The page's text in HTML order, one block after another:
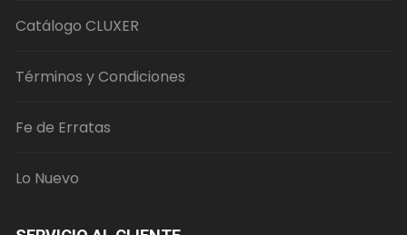
Catálogo CLUXER
Términos y Condiciones
Fe de Erratas
Lo Nuevo